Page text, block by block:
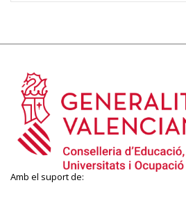
Amb el suport de: